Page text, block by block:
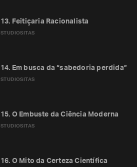
STUDIOSITAS
13. Feitiçaria Racionalista
STUDIOSITAS
14. Em busca da “sabedoria perdida”
STUDIOSITAS
15. O Embuste da Ciência Moderna
16. O Mito da Certeza Científica